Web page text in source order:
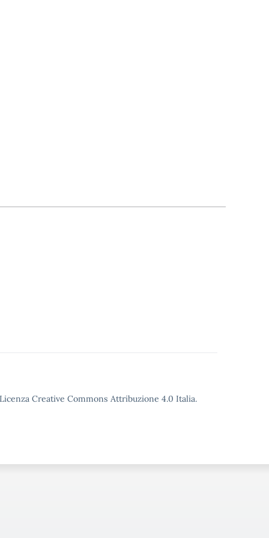
Creative Commons Attribuzione 4.0 Italia.